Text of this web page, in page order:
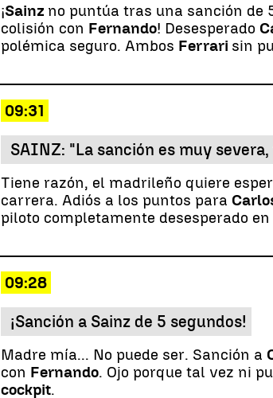
¡Sainz no puntúa tras una sanción de
colisión con Fernando! Desesperado
polémica seguro. Ambos Ferrari sin
09:31
SAINZ: "La sanción es muy severa,
Tiene razón, el madrileño quiere
carrera. Adiós a los puntos para
piloto completamente desesperado
09:28
¡Sanción a Sainz de 5 segundos!
Madre mía... No puede ser. Sanción a
con Fernando. Ojo porque tal vez ni
cockpit.